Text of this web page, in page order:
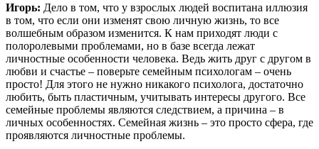
Игорь: Дело в том, что у взрослых людей воспитана иллюзия
в том, что если они изменят свою личную жизнь, то все
волшебным образом изменится. К нам приходят люди с
полоролевыми проблемами, но в базе всегда лежат
личностные особенности человека. Ведь жить друг с другом в
любви и счастье – поверьте семейным психологам – очень
просто! Для этого не нужно никакого психолога, достаточно
любить, быть пластичным, учитывать интересы другого. Все
семейные проблемы являются следствием, а причина – в
личных особенностях. Семейная жизнь – это просто сфера, где
проявляются личностные проблемы.